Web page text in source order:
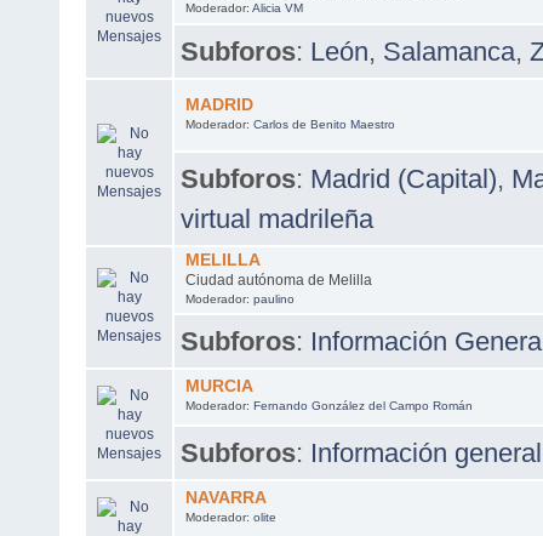
Moderador: Alicia VM
Subforos: León, Salamanca,
MADRID
Moderador: Carlos de Benito Maestro
Subforos: Madrid (Capital),
virtual madrileña
MELILLA
Ciudad autónoma de Melilla
Moderador: paulino
Subforos: Información
MURCIA
Moderador: Fernando González del Campo Román
Subforos: Información general
NAVARRA
Moderador: olite